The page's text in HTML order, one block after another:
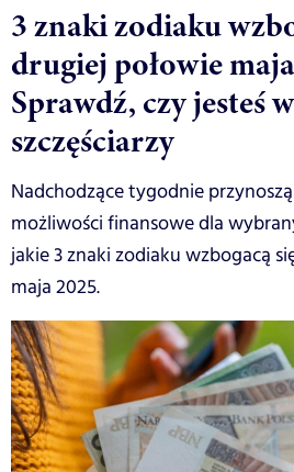
3 znaki zodiaku
drugiej połowie
Sprawdź, czy jesteś
szczęściarzy
Nadchodzące tygodnie
możliwości finansowe dla
jakie 3 znaki zodiaku wzbogacą
maja 2025.